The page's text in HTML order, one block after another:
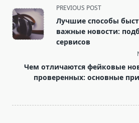
<span
class="nav-
subtitle
screen-
text">Page</span>
PREVIOUS POST
Лучшие способы
важные новости:
сервисов
Чем отличаются фейковые
проверенных: основные